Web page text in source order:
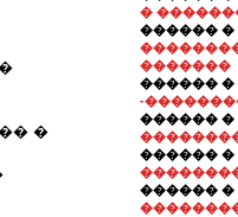
�
�
������ �
�������
������ �
-
������ �
������ �
������ �
��������